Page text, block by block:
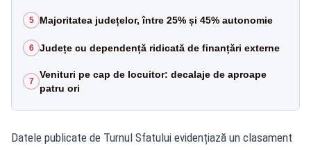
5 Majoritatea județelor, între 25% și 45% autonomie
6 Județe cu dependență ridicată de finanțări externe
7
Venituri pe cap de locuitor: decalaje de aproape
patru ori
Datele publicate de Turnul Sfatului evidențiază un clasament